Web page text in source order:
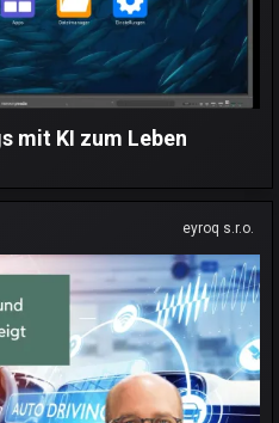
mit KI zum Leben
eyroq s.r.o.